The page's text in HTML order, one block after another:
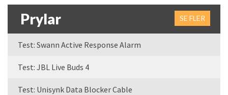
Prylar SE FLER
Test: Swann Active Response Alarm
Test: JBL Live Buds 4
Test: Unisynk Data Blocker Cable